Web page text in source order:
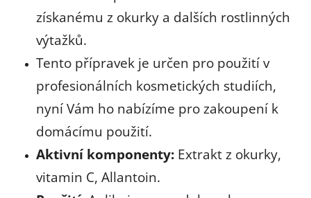
získanému z okurky a dalších rostlinných
výtažků.
Tento přípravek je určen pro použití v
profesionálních kosmetických studiích,
nyní Vám ho nabízíme pro zakoupení k
domácímu použití.
Aktivní komponenty: Extrakt z okurky,
vitamin C, Allantoin.